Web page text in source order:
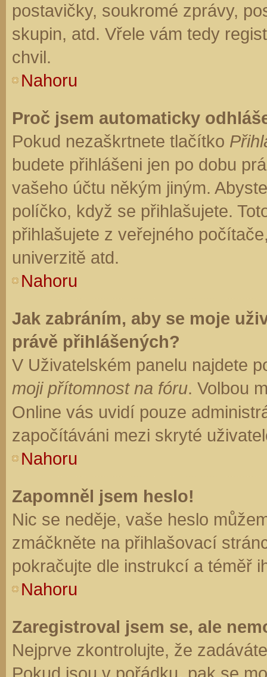
postavičky, soukromé zprávy,
skupin, atd. Vřele vám tedy
chvil.
Nahoru
Proč jsem automaticky
Pokud nezaškrtnete tlačítko
budete přihlášeni jen po dobu
vašeho účtu někým jiným.
políčko, když se přihlašujete.
přihlašujete z veřejného
univerzitě atd.
Nahoru
Jak zabráním, aby se moje
právě přihlášených?
V Uživatelském panelu najdete
moji přítomnost na fóru. Volbou
Online vás uvidí pouze
započítáváni mezi skryté
Nahoru
Zapomněl jsem heslo!
Nic se neděje, vaše heslo
zmáčkněte na přihlašovací
pokračujte dle instrukcí a téměř
Nahoru
Zaregistroval jsem se, ale
Nejprve zkontrolujte, že